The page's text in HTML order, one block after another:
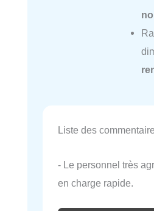
Liste des
- Le personnel très
en charge rapide.